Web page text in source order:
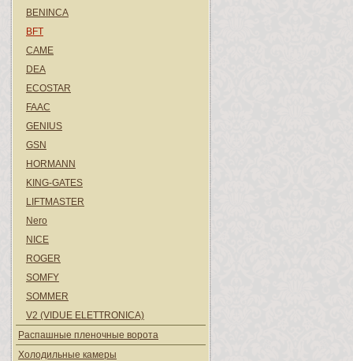
BENINCA
BFT
CAME
DEA
ECOSTAR
FAAC
GENIUS
GSN
HORMANN
KING-GATES
LIFTMASTER
Nero
NICE
ROGER
SOMFY
SOMMER
V2 (VIDUE ELETTRONICA)
Распашные пленочные ворота
Холодильные камеры